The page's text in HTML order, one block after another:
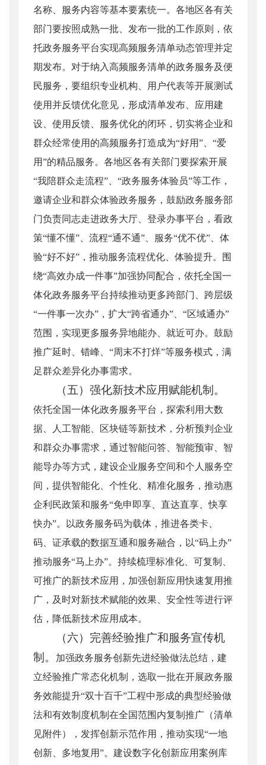
名称、服务内容等基本要素统一。各地区各有关
部门要按照成熟一批、发布一批的工作原则，依
托政务服务平台实现高频服务清单动态管理并定
期发布。对于纳入高频服务清单的政务服务及便
民服务，要组织专业机构、用户代表等开展测试
使用并反馈优化意见，形成清单发布、应用建
设、使用反馈、服务优化的闭环，切实将企业和
群众经常使用的高频服务打造成为“好用”、“爱
用”的精品服务。各地区各有关部门要探索开展
“我陪群众走流程”、“政务服务体验员”等工作，
邀请企业和群众体验政务服务，鼓励政务服务部
门负责同志走进政务大厅、登录办事平台，看政
策“懂不懂”、流程“通不通”、服务“优不优”、体
验“好不好”，推动服务流程优化、体验提升。围
绕“高效办成一件事”加强协同配合，依托全国一
体化政务服务平台持续推动更多跨部门、跨层级
“一件事一次办”，扩大“跨省通办”、“区域通办”
范围，实现更多服务异地能办、就近可办。鼓励
推广延时、错峰、“周末不打烊”等服务模式，满
足群众差异化办事需求。
（五）强化新技术应用赋能机制。
依托全国一体化政务服务平台，探索利用大数
据、人工智能、区块链等新技术，分析预判企业
和群众办事需求，通过智能问答、智能预审、智
能导办等方式，建设企业服务空间和个人服务空
间，提供智能化、个性化、精准化服务，推动惠
企利民政策和服务“免申即享、直达直享、快享
快办”。以政务服务码为载体，推进各类卡、
码、证承载的数据互通和服务融合，以“码上办”
推动服务“马上办”。持续梳理标准化、可复制、
可推广的新技术应用，加强创新应用快速复用推
广，及时对新技术赋能的效果、安全性等进行评
估，降低新技术应用成本。
（六）完善经验推广和服务宣传机
制。
加强政务服务创新先进经验做法总结，建
立经验推广常态化机制，选取一批在开展政务服
务效能提升“双十百千”工程中形成的典型经验做
法和有效制度机制在全国范围内复制推广（清单
见附件），发挥创新示范作用，推动实现“一地
创新、多地复用”。建设数字化创新应用案例库